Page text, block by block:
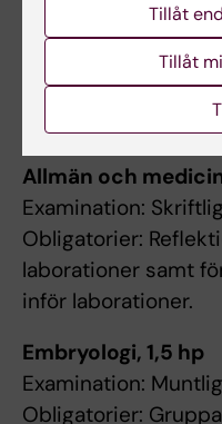
Examination
Cell- och
Examination:
Obligatorier:
Allmän och
Examination:
Obligatorier:
laborationer samt
inför laborationer.
Embryologi, 1,5 hp
Examination:
Obligatorier:
Tillåt
Tillåt